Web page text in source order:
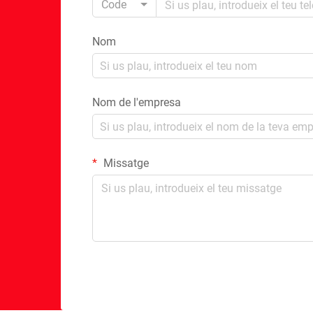
Code
Nom
Nom de l'empresa
Missatge